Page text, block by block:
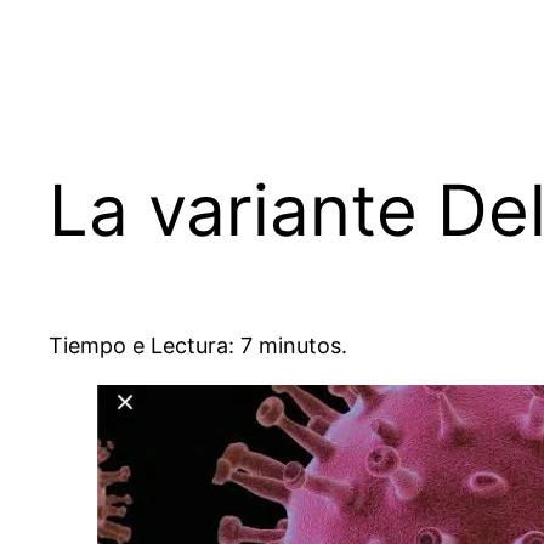
La variante
Tiempo e Lectura: 7 minutos.